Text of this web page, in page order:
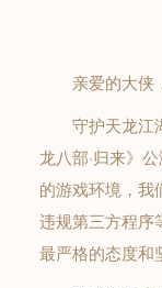
亲爱的大侠
守护天龙江
龙八部·归来》
的游戏环境，我
违规第三方程序
最严格的态度和